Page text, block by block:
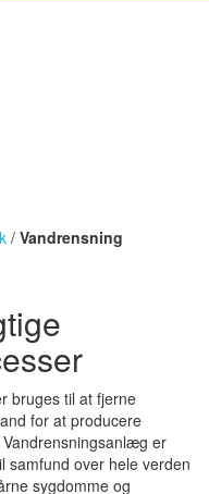
/ Vandrensning
bruges til at fjerne
for at producere
er
samfund over hele verden
sygdomme og